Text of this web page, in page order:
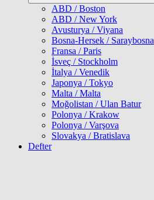
ABD / Boston
ABD / New York
Avusturya / Viyana
Bosna-Hersek / Saraybosna
Fransa / Paris
İsveç / Stockholm
İtalya / Venedik
Japonya / Tokyo
Malta / Malta
Moğolistan / Ulan Batur
Polonya / Krakow
Polonya / Varşova
Slovakya / Bratislava
Defter